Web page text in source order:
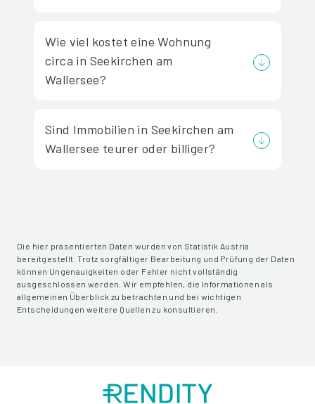
Wie viel kostet eine Wohnung
circa in Seekirchen am
Wallersee?
Sind Immobilien in Seekirchen am
Wallersee teurer oder billiger?
Die hier präsentierten Daten wurden von Statistik Austria
bereitgestellt. Trotz sorgfältiger Bearbeitung und Prüfung der Daten
können Ungenauigkeiten oder Fehler nicht vollständig
ausgeschlossen werden. Wir empfehlen, die Informationen als
allgemeinen Überblick zu betrachten und bei wichtigen
Entscheidungen weitere Quellen zu konsultieren.